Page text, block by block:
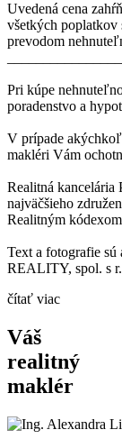
Uvedená cena
všetkých poplatkov
prevodom
Pri kúpe
poradenstvo a
V prípade
makléri Vám
Realitná
najväčšieho
Realitným
Text a fotografie
REALITY, spol. s
čítať viac
Váš
realitný
maklér